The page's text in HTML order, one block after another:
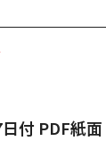
付 PDF紙面